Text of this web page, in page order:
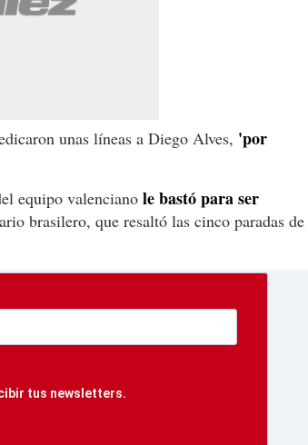
unas líneas a Diego Alves, 'por
equipo valenciano le bastó para ser
brasilero, que resaltó las cinco paradas de
tus newsletters.